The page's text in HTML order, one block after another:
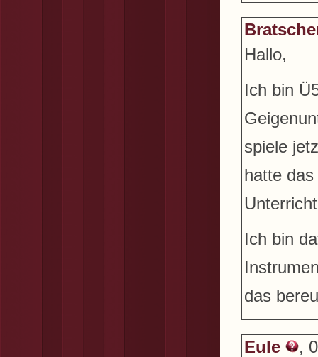
Hallo,
Ich bin
spiele
hatte
Ich bin
das
Eule
,